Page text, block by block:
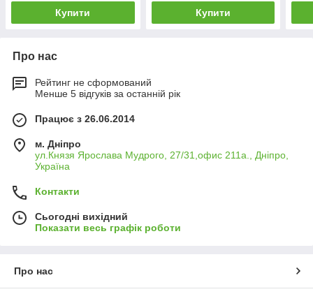
Купити Купити
Про нас
Рейтинг не сформований
Менше 5 відгуків за останній рік
Працює з 26.06.2014
м. Дніпро
ул.Князя Ярослава Мудрого, 27/31,офис 211а., Дніпро,
Україна
Контакти
Сьогодні вихідний
Показати весь графік роботи
Про нас